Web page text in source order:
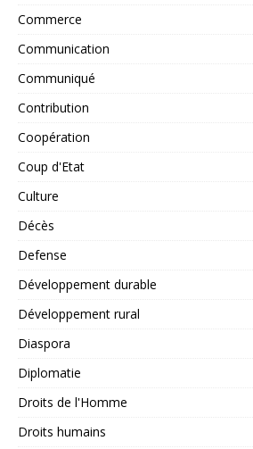
Commerce
Communication
Communiqué
Contribution
Coopération
Coup d'Etat
Culture
Décès
Defense
Développement durable
Développement rural
Diaspora
Diplomatie
Droits de l'Homme
Droits humains